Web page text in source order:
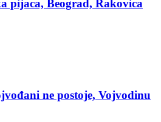
pijaca, Beograd, Rakovica
ne postoje, Vojvodinu